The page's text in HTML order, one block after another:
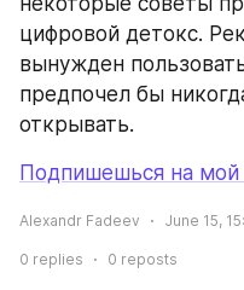
цифровой детокс.
вынужден
предпочел бы
открывать.
Подпишешься на мой
Alexandr Fadeev June 15,
0 replies 0 reposts